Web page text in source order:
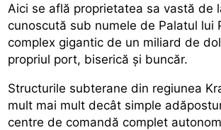
Aici se află proprietatea sa vastă de
cunoscută sub numele de Palatul lui
complex gigantic de un miliard de
propriul port, biserică și buncăr.
Structurile subterane din regiunea
mult mai mult decât simple
centre de comandă complet